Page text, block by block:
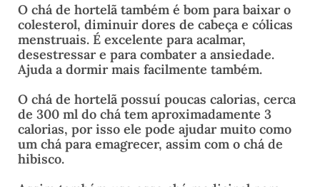
O chá de hortelã também é bom para baixar o
colesterol, diminuir dores de cabeça e cólicas
menstruais. É excelente para acalmar,
desestressar e para combater a ansiedade.
Ajuda a dormir mais facilmente também.
O chá de hortelã possuí poucas calorias, cerca
de 300 ml do chá tem aproximadamente 3
calorias, por isso ele pode ajudar muito como
um chá para emagrecer, assim com o chá de
hibisco.